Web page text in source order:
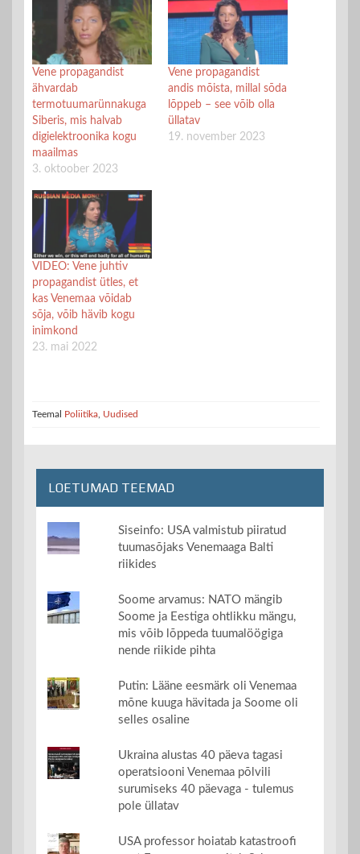
Vene propagandist
ähvardab
termotuumarünnakuga
Siberis, mis halvab
digielektroonika kogu
maailmas
3. oktoober 2023
Vene propagandist
andis mõista, millal sõda
lõppeb – see võib olla
üllatav
19. november 2023
VIDEO: Vene juhtiv
propagandist ütles, et
kas Venemaa võidab
sõja, võib hävib kogu
inimkond
23. mai 2022
Teemal Poliitika Uudised
LOETUMAD TEEMAD
Siseinfo: USA valmistub piiratud
tuumasõjaks Venemaaga Balti
riikides
Soome arvamus: NATO mängib
Soome ja Eestiga ohtlikku mängu,
mis võib lõppeda tuumalöögiga
nende riikide pihta
Putin: Lääne eesmärk oli Venemaa
mõne kuuga hävitada ja Soome oli
selles osaline
Ukraina alustas 40 päeva tagasi
operatsiooni Venemaa põlvili
surumiseks 40 päevaga - tulemus
pole üllatav
USA professor hoiatab katastroofi